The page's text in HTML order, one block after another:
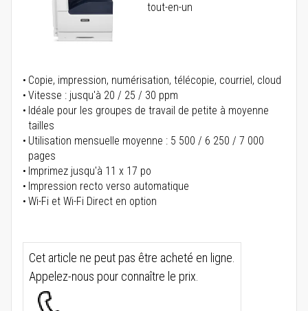
tout-en-un
Copie, impression, numérisation, télécopie, courriel, cloud
Vitesse : jusqu'à 20 / 25 / 30 ppm
Idéale pour les groupes de travail de petite à moyenne
tailles
Utilisation mensuelle moyenne : 5 500 / 6 250 / 7 000
pages
Imprimez jusqu'à 11 x 17 po
Impression recto verso automatique
Wi-Fi et Wi-Fi Direct en option
Cet article ne peut pas être acheté en ligne.
Appelez-nous pour connaître le prix.